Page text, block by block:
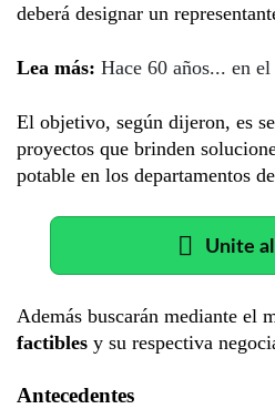
deberá designar un
Lea más: Hace 60 años... en
El objetivo, según dijeron, es
proyectos que brinden
potable en los departamentos
Unite
Además buscarán mediante el
factibles y su respectiva
Antecedentes